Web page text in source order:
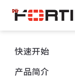
跳
至
主
內
容
快速开始
产品简介